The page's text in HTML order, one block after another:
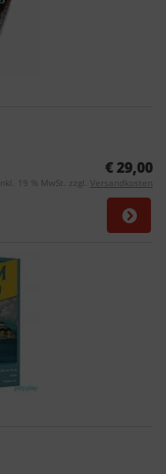
€ 29,00
inkl. 19 % MwSt. zzgl. Versandkosten